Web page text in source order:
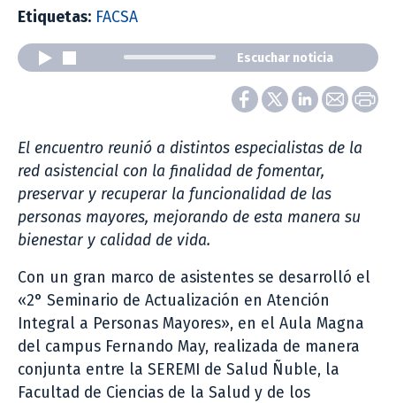
Etiquetas: FACSA
Escuchar noticia
El encuentro reunió a distintos especialistas de la
red asistencial con la finalidad de fomentar,
preservar y recuperar la funcionalidad de las
personas mayores, mejorando de esta manera su
bienestar y calidad de vida.
Con un gran marco de asistentes se desarrolló el
«2° Seminario de Actualización en Atención
Integral a Personas Mayores», en el Aula Magna
del campus Fernando May, realizada de manera
conjunta entre la SEREMI de Salud Ñuble, la
Facultad de Ciencias de la Salud y de los